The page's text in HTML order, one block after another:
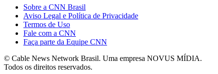
Sobre a CNN Brasil
Aviso Legal e Política de Privacidade
Termos de Uso
Fale com a CNN
Faça parte da Equipe CNN
© Cable News Network Brasil. Uma empresa NOVUS MÍDIA.
Todos os direitos reservados.